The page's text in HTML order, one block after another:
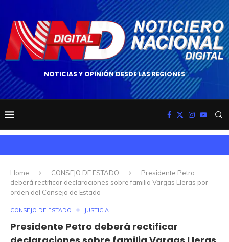
NOTICIAS Y OPINIÓN DESDE LAS REGIONES
Home CONSEJO DE ESTADO
Presidente Petro
deberá rectificar declaraciones sobre familia Vargas Lleras por
orden del Consejo de Estado
CONSEJO DE ESTADO JUSTICIA
Presidente Petro deberá rectificar